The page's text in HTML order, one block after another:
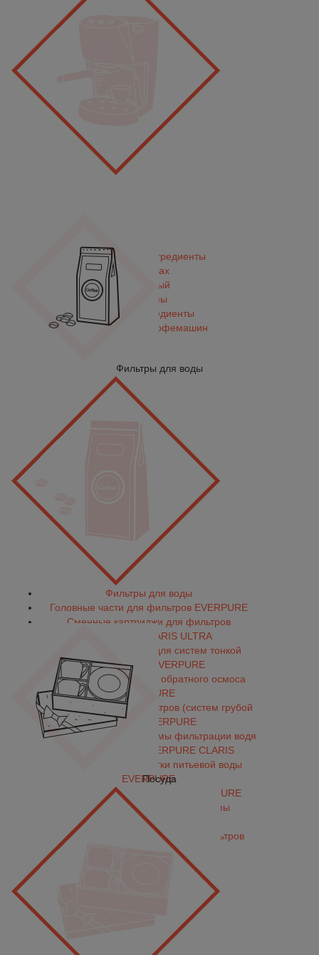
Кофе&Чай Ингредиенты
В зернах
Молотый
Сиропы
Сухие ингредиенты
Капсулы для кофемашин
Фильтры для воды
Фильтры для воды
Головные части для фильтров EVERPURE
Сменные картриджи для фильтров
EVERPURE CLARIS ULTRA
Сменные картриджи для систем тонкой
фильтрации EVERPURE
Картриджи для систем обратного осмоса
EVERPURE
Картриджи для префильтров (систем грубой
очистки) EVERPURE
Многоступенчатые системы фильтрации водя
для кофемашин EVERPURE CLARIS
Системы тонкой очистки питьевой воды
EVERPURE
Системы обратного осмоса EVERPURE
Префильтры EVERPURE (системы
предварительной фильтрации)
Дополнительные запчасти для фильтров
EVERPURE
Посуда